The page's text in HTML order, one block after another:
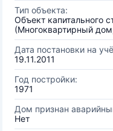
Тип объекта:
Объект капитального
(Многоквартирный
Дата постановки на
19.11.2011
Год постройки:
1971
Дом признан
Нет